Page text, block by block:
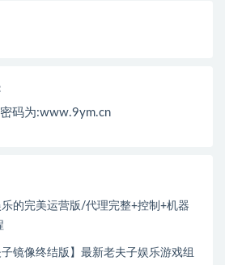
码为:www.9ym.cn
的完美运营版/代理完整+控制+机器
镜像终结版】最新老夫子娱乐游戏组